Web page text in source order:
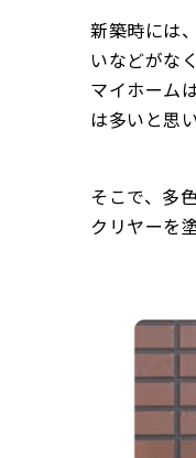
新築時には
いなどがな
マイホーム
は多いと思い
そこで、多
クリヤーを